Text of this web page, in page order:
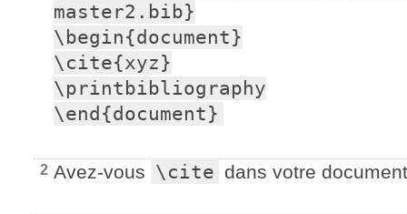
master2.bib}
\begin{document}
\cite{xyz}
\printbibliography
\end{document}
2 Avez-vous \cite dans votre